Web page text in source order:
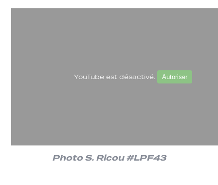
YouTube est désactivé. Autoriser
Photo S. Ricou #LPF43